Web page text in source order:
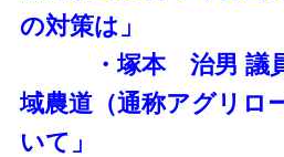
の対策は」
・塚本 治男 議員
域農道（通称アグリロ
いて」